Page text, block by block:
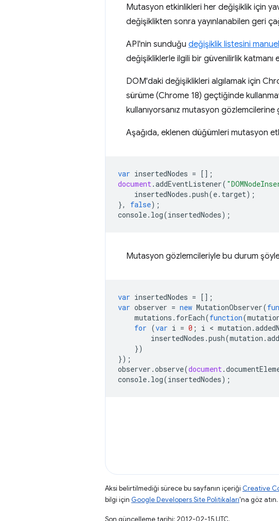
Mutasyon etkinlikleri her değişiklik için
değişiklikten sonra yayınlanabilen geri
API'nin sunduğu değişiklik listesini
değişikliklerle ilgili bir güvenilirlik katmanı
DOM'daki değişiklikleri algılamak için
sürüme (Chrome 18) geçtiğinde
kullanıyorsanız mutasyon gözlemcilerine
Aşağıda, eklenen düğümleri mutasyon
var insertedNodes = [];
document.addEventListener(
insertedNodes .push(e. target);
},
false);
console. log(insertedNodes);
Mutasyon gözlemcileriyle bu durum
var insertedNodes = [];
var observer = new MutationObserver(
mutations . forEach(function(
for (var i = 0 ; i < mutation .
insertedNodes .push(mutation .
})
});
observer .observe(document.
console. log(insertedNodes);
Aksi belirtilmediği sürece bu sayfanın içeriği Creative
bilgi için Google Developers Site Politikaları'na göz
Son güncelleme tarihi: 2012-02-15 UTC.